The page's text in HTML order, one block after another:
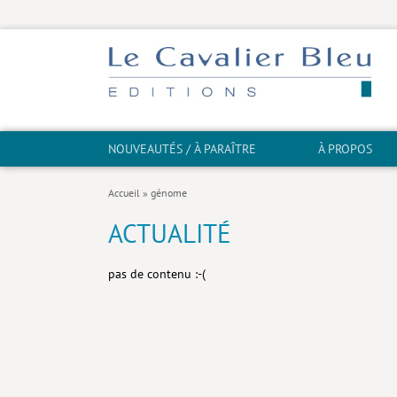
NOUVEAUTÉS / À PARAÎTRE À PROPOS
Accueil » génome
ACTUALITÉ
pas de contenu :-(